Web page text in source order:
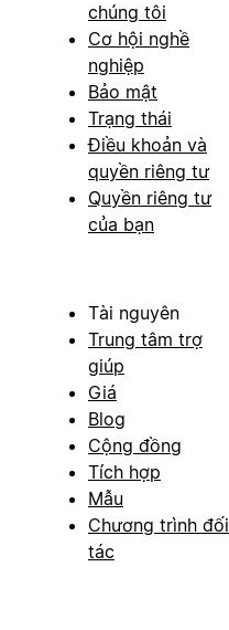
chúng tôi
Cơ hội nghề
nghiệp
Bảo mật
Trạng thái
Điều khoản và
quyền riêng tư
Quyền riêng tư
của bạn
Tài nguyên
Trung tâm trợ
giúp
Giá
Blog
Cộng đồng
Tích hợp
Mẫu
Chương trình đối
tác